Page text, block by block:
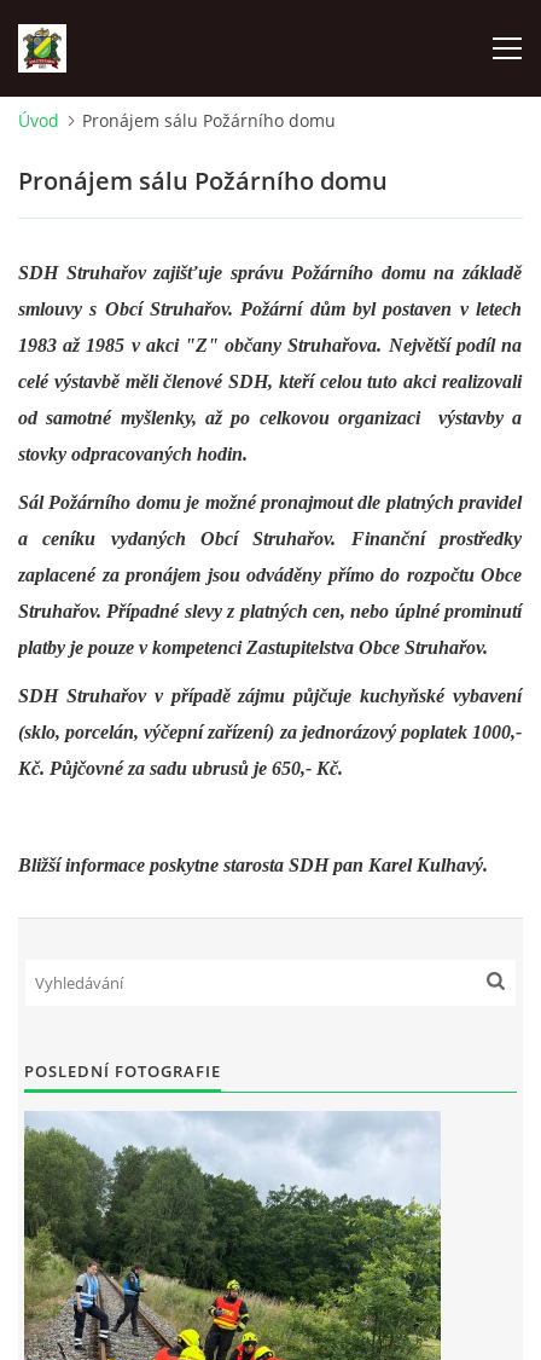
AKTUALITY
TECHNIKA
MLÁDEŽ
NAHLÁŠENÍ PÁLENÍ
PRONÁJEM SÁLU POŽÁRNÍHO DOMU
© 2026 eStránky.cz
Úvod Pronájem sálu Požárního domu
Pronájem sálu Požárního domu
SDH Struhařov zajišťuje správu Požárního domu na základě
smlouvy s Obcí Struhařov. Požární dům byl postaven v letech
1983 až 1985 v akci "Z" občany Struhařova. Největší podíl na
celé výstavbě měli členové SDH, kteří celou tuto akci realizovali
od samotné myšlenky, až po celkovou organizaci výstavby a
stovky odpracovaných hodin.
Sál Požárního domu je možné pronajmout dle platných pravidel
a ceníku vydaných Obcí Struhařov. Finanční prostředky
zaplacené za pronájem jsou odváděny přímo do rozpočtu Obce
Struhařov. Případné slevy z platných cen, nebo úplné prominutí
platby je pouze v kompetenci Zastupitelstva Obce Struhařov.
SDH Struhařov v případě zájmu půjčuje kuchyňské vybavení
(sklo, porcelán, výčepní zařízení) za jednorázový poplatek 1000,-
Kč. Půjčovné za sadu ubrusů je 650,- Kč.
Bližší informace poskytne starosta SDH pan Karel Kulhavý.
POSLEDNÍ FOTOGRAFIE